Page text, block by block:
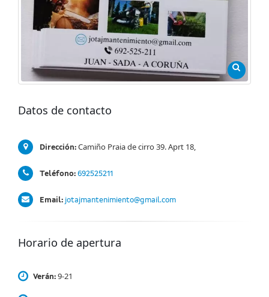
Datos de contacto
Dirección: Camiño Praia de cirro 39. Aprt 18,
Teléfono: 692525211
Email: jotajmantenimiento@gmail.com
Horario de apertura
Verán: 9-21